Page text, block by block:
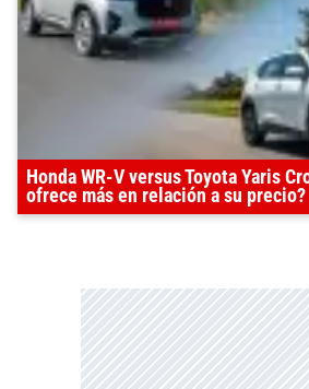
Honda WR-V versus Toyota Yaris
ofrece más en relación a su precio?